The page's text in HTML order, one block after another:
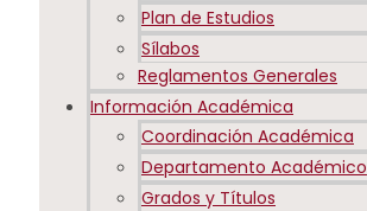
Plan de Estudios
Sílabos
Reglamentos Generales
Información Académica
Coordinación Académica
Departamento Académico
Grados y Títulos